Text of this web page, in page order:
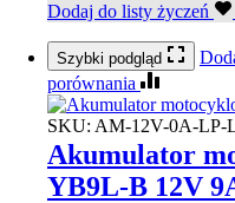
Dodaj do listy życzeń
Szybki podgląd
porównania
SKU: AM-12V-0A-LP-
Akumulator
YB9L-B 12V